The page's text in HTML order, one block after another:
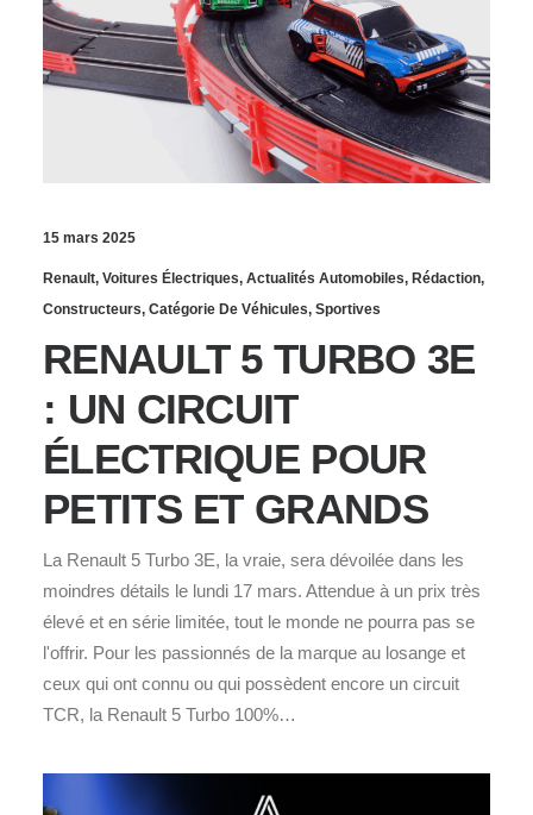
15 mars 2025
Renault, Voitures Électriques, Actualités Automobiles, Rédaction,
Constructeurs, Catégorie De Véhicules, Sportives
RENAULT 5 TURBO 3E
: UN CIRCUIT
ÉLECTRIQUE POUR
PETITS ET GRANDS
La Renault 5 Turbo 3E, la vraie, sera dévoilée dans les
moindres détails le lundi 17 mars. Attendue à un prix très
élevé et en série limitée, tout le monde ne pourra pas se
l'offrir. Pour les passionnés de la marque au losange et
ceux qui ont connu ou qui possèdent encore un circuit
TCR, la Renault 5 Turbo 100%…